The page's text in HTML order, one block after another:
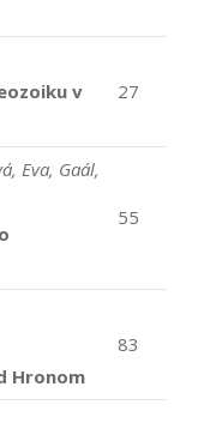
v
27
Eva, Gaál,
55
Hronom
83